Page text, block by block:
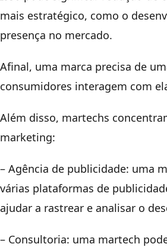
mais estratégico, como o
presença no mercado.
Afinal, uma marca precisa de
consumidores interagem com
Além disso, martechs
marketing:
– Agência de publicidade: uma
várias plataformas de
ajudar a rastrear e analisar o
– Consultoria: uma martech